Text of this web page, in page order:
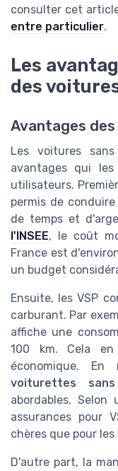
consulter cet
entre particulier.
Les
des
Avantages
Les voitures
avantages qui
utilisateurs.
permis de
de temps et
l'INSEE, le coût
France est
un budget
Ensuite, les VSP
carburant. Par
affiche une
100 km. Cela
économique. En
voiturettes
abordables. Selon
assurances pour
chères que pour
D'autre part, la